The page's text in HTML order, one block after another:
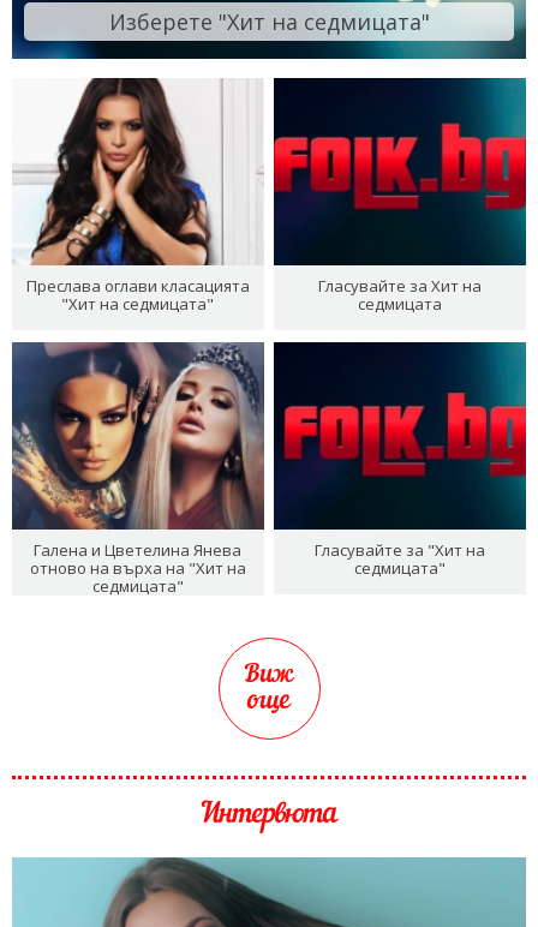
Изберете "Хит на седмицата"
Преслава оглави класацията
"Хит на седмицата"
Гласувайте за Хит на
седмицата
Галена и Цветелина Янева
отново на върха на "Хит на
седмицата"
Гласувайте за "Хит на
седмицата"
Виж
още
Интервюта